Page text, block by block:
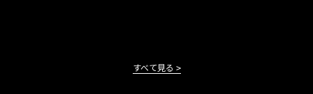
すべて見る